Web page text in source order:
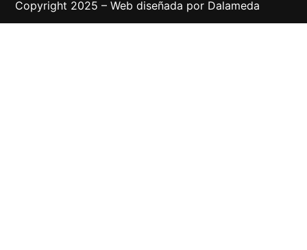
Copyright 2025 – Web diseñada por Dalameda